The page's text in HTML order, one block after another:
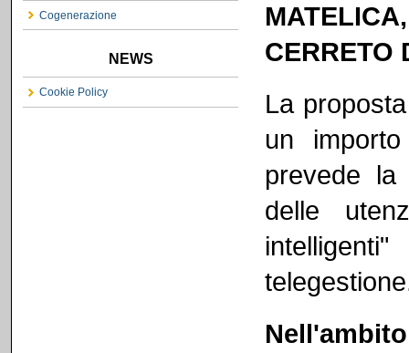
Cogenerazione
NEWS
Cookie Policy
CERRETO
La
un
prevede la
delle